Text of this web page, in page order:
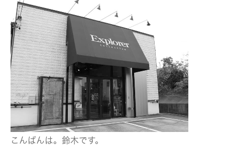
こんばんは。鈴木です。